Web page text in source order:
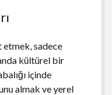
etmek, sadece
kültürel bir
içinde
almak ve yerel